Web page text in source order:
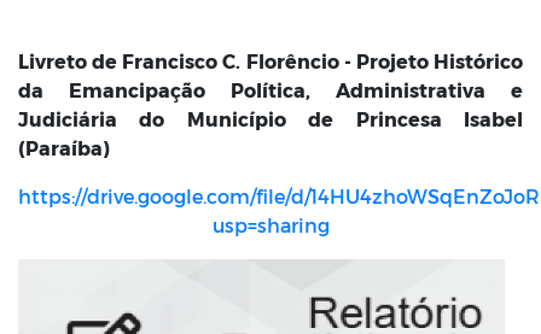
Livreto de Francisco C. Florêncio - Projeto Histórico
da Emancipação Política, Administrativa e
Judiciária do Município de Princesa Isabel
(Paraíba)
https://drive.google.com/file/d/
usp=sharing